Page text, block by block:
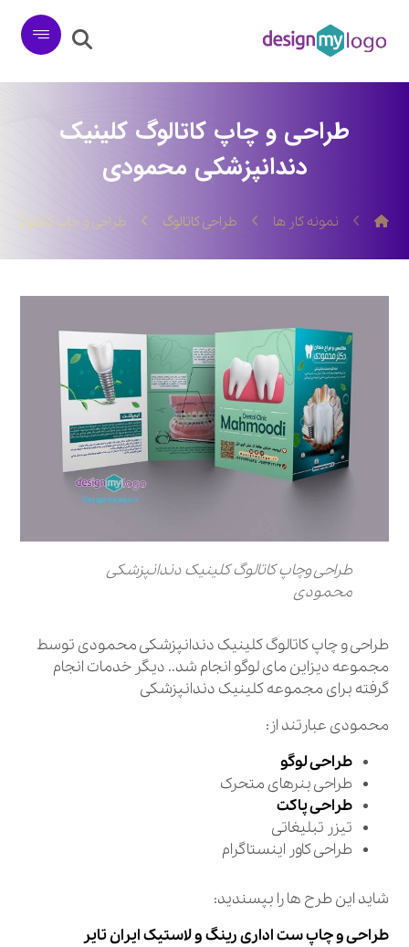
طراحی و چاپ کاتالوگ کلینیک
دندانپزشکی محمودی
نمونه کار ها طراحی کاتالوگ طراحی و چاپ کاتالوگ
طراحی وچاپ کاتالوگ کلینیک دندانپزشکی
محمودی
طراحی و چاپ کاتالوگ کلینیک دندانپزشکی محمودی توسط
مجموعه دیزاین مای لوگو انجام شد.. دیگر خدمات انجام
گرفته برای مجموعه کلینیک دندانپزشکی
محمودی عبارتند از:
طراحی لوگو
طراحی بنرهای متحرک
طراحی پاکت
تیزر تبلیغاتی
طراحی کاور اینستاگرام
شاید این طرح ها را بپسندید:
طراحی و چاپ ست اداری رینگ و لاستیک ایران تایر